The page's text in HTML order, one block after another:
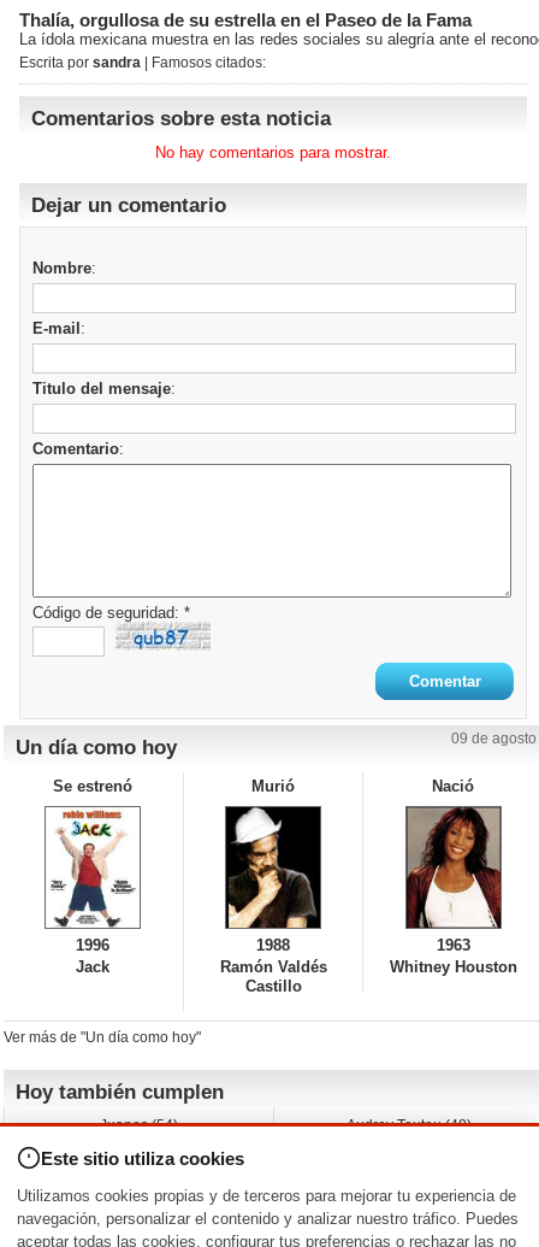
Thalía, orgullosa de su estrella en el Paseo de la Fama
La ídola mexicana muestra en las redes sociales su alegría ante el
Escrita por sandra | Famosos citados:
Comentarios sobre esta noticia
No hay comentarios para mostrar.
Dejar un comentario
Nombre:
E-mail :
Titulo del mensaje:
Comentario:
Código de seguridad: *
Un día como hoy 09 de agosto
Se estrenó
1996
Jack
Murió
1988
Ramón Valdés
Castillo
Nació
1963
Whitney Houston
Ver más de "Un día como hoy"
Hoy también cumplen
Juanes (54)
Jessica Capshaw (50)
Sam Elliott (82)
Jarvis Hayes (45)
Audrey Tautou (48)
The Edge (65)
Anna Kendrick (41)
Este sitio utiliza cookies
Utilizamos cookies propias y de terceros para mejorar tu experiencia de
navegación, personalizar el contenido y analizar nuestro tráfico. Puedes
aceptar todas las cookies, configurar tus preferencias o rechazar las no